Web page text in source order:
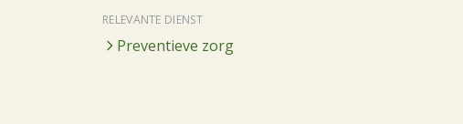
RELEVANTE DIENST
Preventieve zorg